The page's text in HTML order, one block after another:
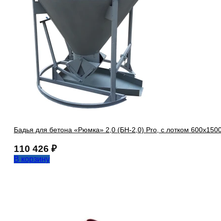
Бадья для бетона «Рюмка» 2,0 (БН-2,0) Pro, с лотком
110 426 ₽
В корзину